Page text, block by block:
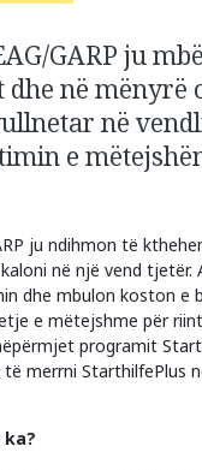
dhe këshillimet
federale
GARP ju
në mënyrë
në
e
ju ndihmon të
në një vend tjetër.
dhe mbulon koston e
e mëtejshme për
programit
merrni StarthilfePlus